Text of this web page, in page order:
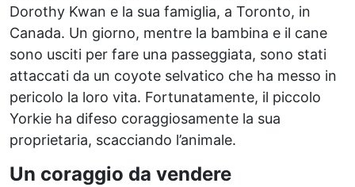
Dorothy Kwan e la sua famiglia, a Toronto, in
Canada. Un giorno, mentre la bambina e il cane
sono usciti per fare una passeggiata, sono stati
attaccati da un coyote selvatico che ha messo in
pericolo la loro vita. Fortunatamente, il piccolo
Yorkie ha difeso coraggiosamente la sua
proprietaria, scacciando l’animale.
Un coraggio da vendere